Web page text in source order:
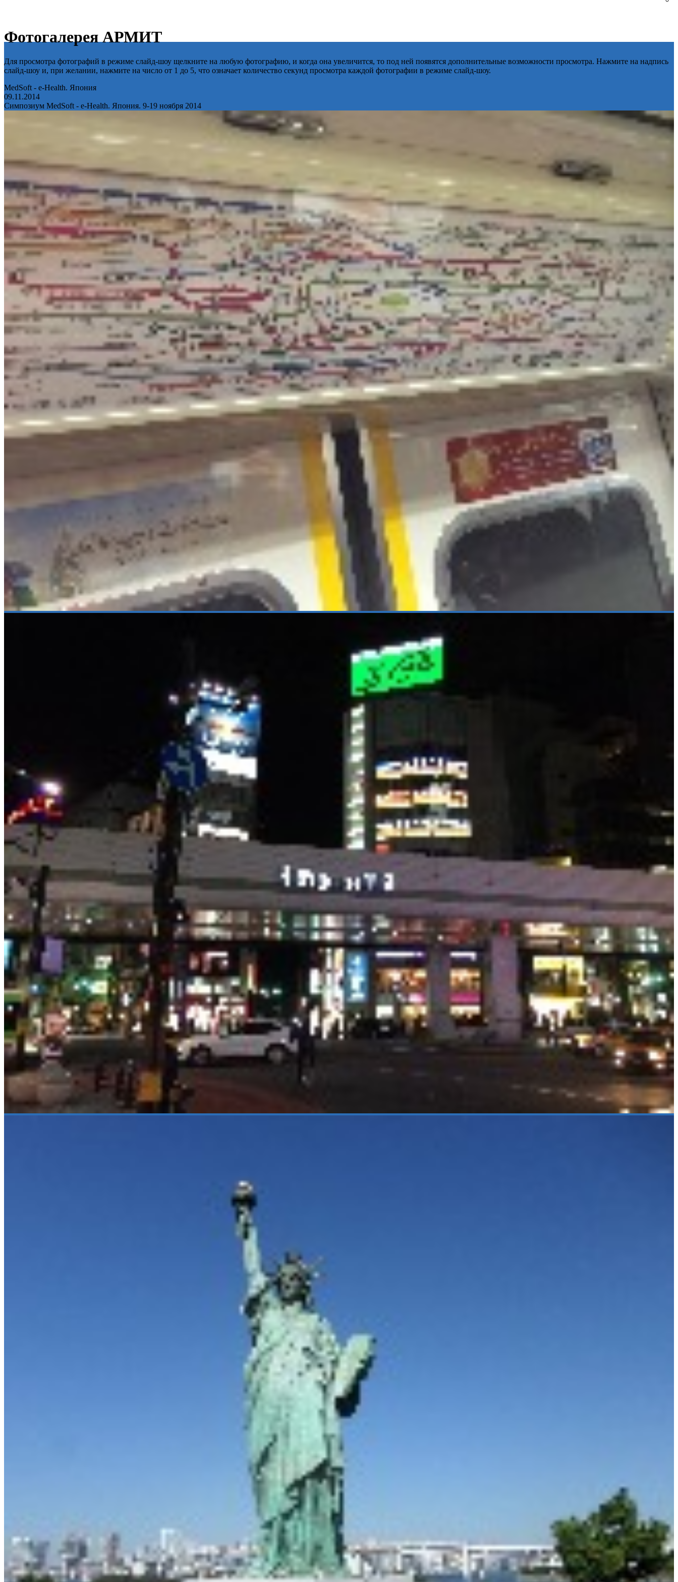
Фотогалерея АРМИТ
Для просмотра фотографий в режиме слайд-шоу щелкните на любую фотографию, и когда она увеличится, то под ней появятся дополнительные возможности просмотра. Нажмите на надпись
слайд-шоу и, при желании, нажмите на число от 1 до 5, что означает количество секунд просмотра каждой фотографии в режиме слайд-шоу.
MedSoft - e-Health. Япония
09.11.2014
Симпозиум MedSoft - e-Health. Япония. 9-19 ноября 2014